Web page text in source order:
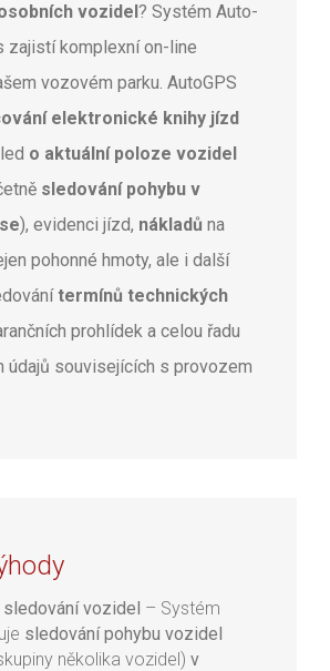
vozidel? Systém Auto-
zajistí komplexní on-line
vozovém parku. AutoGPS
elektronické knihy jízd
o aktuální poloze vozidel
sledování pohybu v
), evidenci jízd, nákladů na
pohonné hmoty, ale i další
termínů technických
prohlídek a celou řadu
údajů souvisejících s provozem
sledování vozidel – Systém
sledování pohybu vozidel
několika vozidel) v